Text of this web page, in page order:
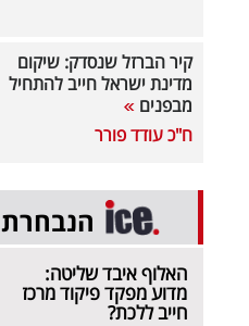
קיר הברזל שנסדק: שיקום
מדינת ישראל חייב להתחיל
מבפנים
ח"כ עודד פורר
הנבחרת
האלוף איבד שליטה:
מדוע מפקד פיקוד מרכז
חייב ללכת?